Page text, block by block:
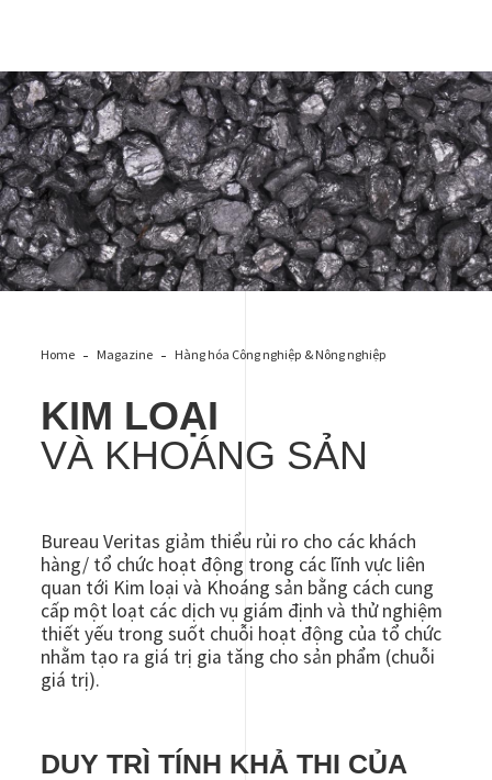
METALS & MINERALS
Home Magazine Hàng hóa Công nghiệp & Nông nghiệp
KIM LOẠI
VÀ KHOÁNG SẢN
Bureau Veritas giảm thiểu rủi ro cho các khách
hàng/ tổ chức hoạt động trong các lĩnh vực liên
quan tới Kim loại và Khoáng sản bằng cách cung
cấp một loạt các dịch vụ giám định và thử nghiệm
thiết yếu trong suốt chuỗi hoạt động của tổ chức
nhằm tạo ra giá trị gia tăng cho sản phẩm (chuỗi
giá trị).
DUY TRÌ TÍNH KHẢ THI CỦA